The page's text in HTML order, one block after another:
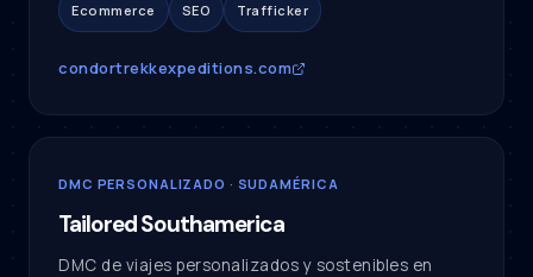
Ecommerce SEO Trafficker
condortrekkexpeditions.com
DMC PERSONALIZADO · SUDAMÉRICA
Tailored Southamerica
DMC de viajes personalizados y sostenibles en